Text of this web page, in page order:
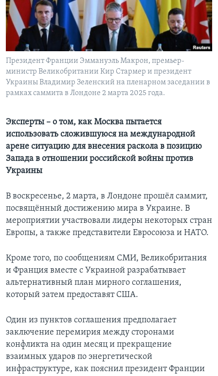
Learning English
СОЦИАЛЬНЫЕ СЕТИ
Языки
Президент Франции Эммануэль Макрон, премьер-
министр Великобритании Кир Стармер и президент
Украины Владимир Зеленский на пленарном заседании в
рамках саммита в Лондоне 2 марта 2025 года.
Эксперты – о том, как Москва пытается
использовать сложившуюся на международной
арене ситуацию для внесения раскола в позицию
Запада в отношении российской войны против
Украины
В воскресенье, 2 марта, в Лондоне прошёл саммит,
посвящённый достижению мира в Украине. В
мероприятии участвовали лидеры некоторых стран
Европы, а также представители Евросоюза и НАТО.
Кроме того, по сообщениям СМИ, Великобритания
и Франция вместе с Украиной разрабатывает
альтернативный план мирного соглашения,
который затем предоставят США.
Один из пунктов соглашения предполагает
заключение перемирия между сторонами
конфликта на один месяц и прекращение
взаимных ударов по энергетической
инфраструктуре, как пояснил президент Франции